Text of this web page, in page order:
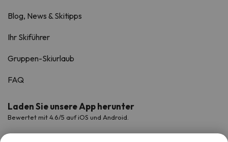
Blog, News & Skitipps
Ihr Skiführer
Gruppen-Skiurlaub
FAQ
Laden Sie unsere App herunter
Bewertet mit 4.6/5 auf iOS und Android.